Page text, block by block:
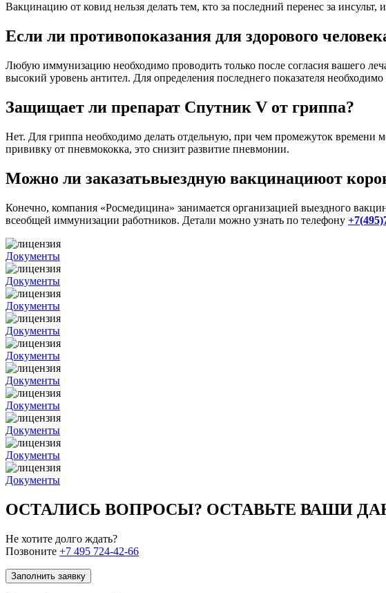
Вакцинацию от ковид нельзя делать тем, кто за последний перенес за
Если ли противопоказания для здорового
Любую иммунизацию необходимо проводить только после согласия вашего
высокий уровень антител. Для определения последнего показателя
Защищает ли препарат Спутник V от гриппа?
Нет. Для гриппа необходимо делать отдельную, при чем промежуток времени
прививку от пневмококка, это снизит развитие пневмонии.
Можно ли заказатьвыездную вакцинациюот
Конечно, компания «Росмедицина» занимается организацией выездного
всеобщей иммунизации работников. Детали можно узнать по телефону
Документы
Документы
Документы
Документы
Документы
Документы
Документы
Документы
Документы
Документы
ОСТАЛИСЬ ВОПРОСЫ? ОСТАВЬТЕ ВАШИ
Не хотите долго ждать?
Позвоните +7 495 724-42-66
Заполнить заявку